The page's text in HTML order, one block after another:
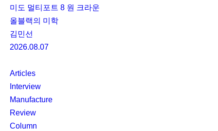
미도 멀티포트 8 원 크라운
올블랙의 미학
김민선
2026.08.07
Articles
Interview
Manufacture
Review
Column